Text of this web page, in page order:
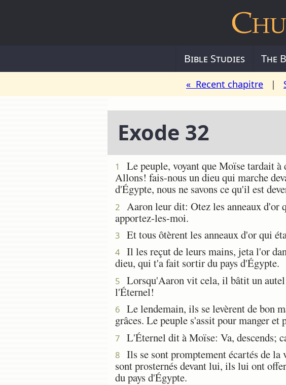
Bible Studies The
« Recent chapitre |
Exode 32
1
Le peuple, voyant que Moïse tardait
Allons! fais-nous un dieu qui marche
d'Égypte, nous ne savons ce qu'il est
2
Aaron leur dit: Otez les anneaux d'or
apportez-les-moi.
3 Et tous ôtèrent les anneaux d'or qui
4
Il les reçut de leurs mains, jeta l'or
dieu, qui t'a fait sortir du pays d'Égypte.
5
Lorsqu'Aaron vit cela, il bâtit un
l'Éternel!
6
Le lendemain, ils se levèrent de bon
grâces. Le peuple s'assit pour manger
7 L'Éternel dit à Moïse: Va, descends;
8
Ils se sont promptement écartés de
sont prosternés devant lui, ils lui ont
du pays d'Égypte.